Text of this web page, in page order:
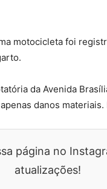
motocicleta foi
da Avenida
danos
página no
atualizações!